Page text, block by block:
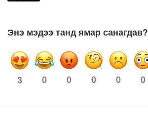
Энэ мэдээ танд ямар санагдав?
3 0 0 0 0 0